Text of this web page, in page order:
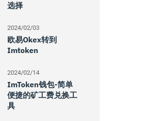
选择
2024/02/03
欧易okex转到
Imtoken
2024/02/14
ImToken钱包-简单
便捷的矿工费兑换工
具